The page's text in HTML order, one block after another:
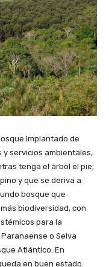
Implantado de
y servicios ambientales,
tenga el árbol el pie;
y que se deriva a
bosque que
biodiversidad, con
para la
o Selva
Atlántico. En
en buen estado.